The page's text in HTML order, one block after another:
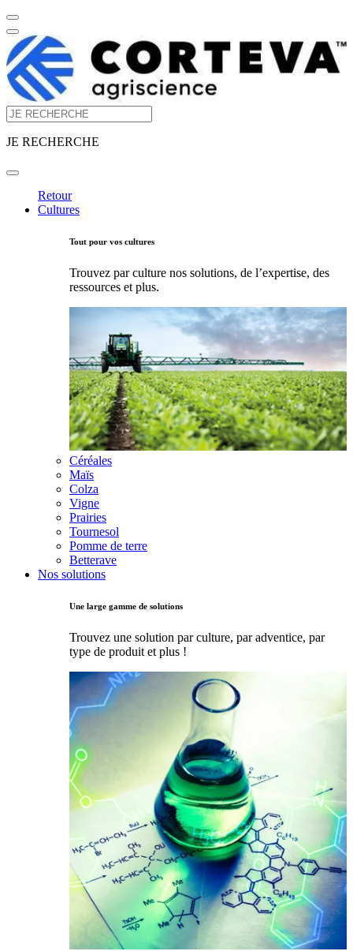
JE RECHERCHE
Retour
Cultures
Tout pour vos cultures
Trouvez par culture nos solutions, de l’expertise, des
ressources et plus.
Céréales
Maïs
Colza
Vigne
Prairies
Tournesol
Pomme de terre
Betterave
Nos solutions
Une large gamme de solutions
Trouvez une solution par culture, par adventice, par
type de produit et plus !